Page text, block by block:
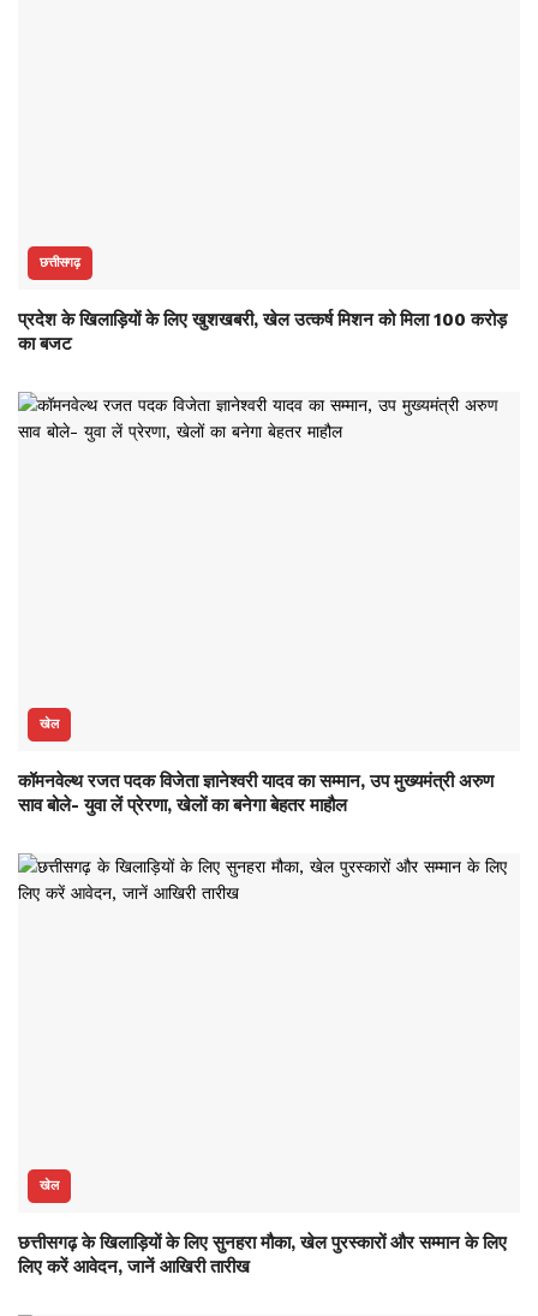
छत्तीसगढ़
प्रदेश के खिलाड़ियों के लिए खुशखबरी, खेल उत्कर्ष मिशन को मिला 100 करोड़
का बजट
खेल
कॉमनवेल्थ रजत पदक विजेता ज्ञानेश्वरी यादव का सम्मान, उप मुख्यमंत्री अरुण
साव बोले- युवा लें प्रेरणा, खेलों का बनेगा बेहतर माहौल
खेल
छत्तीसगढ़ के खिलाड़ियों के लिए सुनहरा मौका, खेल पुरस्कारों और सम्मान के लिए
लिए करें आवेदन, जानें आखिरी तारीख